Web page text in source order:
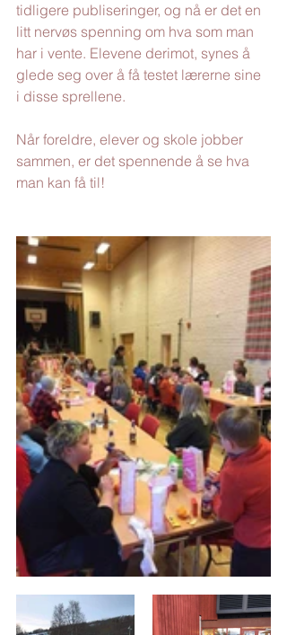
tidligere publiseringer, og nå er det en
litt nervøs spenning om hva som man
har i vente. Elevene derimot, synes å
glede seg over å få testet lærerne sine
i disse sprellene.
Når foreldre, elever og skole jobber
sammen, er det spennende å se hva
man kan få til!